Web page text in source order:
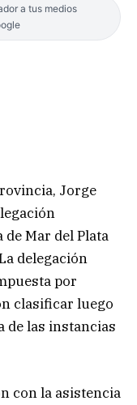
a tus medios
Jorge
Mar del Plata
delegación
por
clasificar luego
de las instancias
con la asistencia